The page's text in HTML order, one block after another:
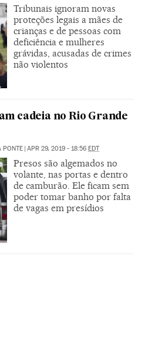
Tribunais ignoram novas
proteções legais a mães de
crianças e de pessoas com
deficiência e mulheres
grávidas, acusadas de crimes
não violentos
cadeia no Rio Grande
PONTE | APR 29, 2019 - 18:56 EDT
Presos são algemados no
volante, nas portas e dentro
de camburão. Ele ficam sem
poder tomar banho por falta
de vagas em presídios